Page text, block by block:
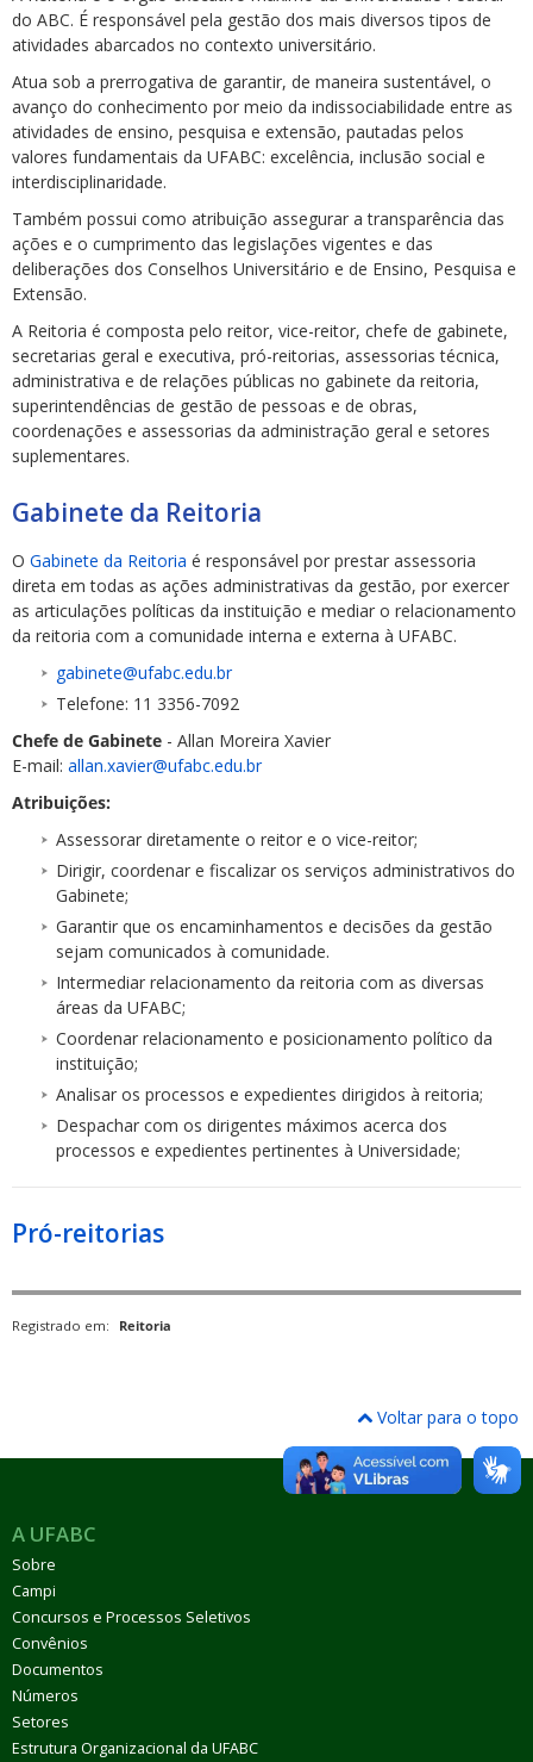
do ABC. É responsável pela gestão dos mais diversos tipos de
atividades abarcados no contexto universitário.
Atua sob a prerrogativa de garantir, de maneira sustentável, o
avanço do conhecimento por meio da indissociabilidade entre as
atividades de ensino, pesquisa e extensão, pautadas pelos
valores fundamentais da UFABC: excelência, inclusão social e
interdisciplinaridade.
Também possui como atribuição assegurar a transparência das
ações e o cumprimento das legislações vigentes e das
deliberações dos Conselhos Universitário e de Ensino, Pesquisa e
Extensão.
A Reitoria é composta pelo reitor, vice-reitor, chefe de gabinete,
secretarias geral e executiva, pró-reitorias, assessorias técnica,
administrativa e de relações públicas no gabinete da reitoria,
superintendências de gestão de pessoas e de obras,
coordenações e assessorias da administração geral e setores
suplementares.
Gabinete da Reitoria
O Gabinete da Reitoria é responsável por prestar assessoria
direta em todas as ações administrativas da gestão, por exercer
as articulações políticas da instituição e mediar o relacionamento
da reitoria com a comunidade interna e externa à UFABC.
gabinete@ufabc.edu.br
Telefone: 11 3356-7092
Chefe de Gabinete - Allan Moreira Xavier
E-mail: allan.xavier@ufabc.edu.br
Atribuições:
Assessorar diretamente o reitor e o vice-reitor;
Dirigir, coordenar e fiscalizar os serviços administrativos do
Gabinete;
Garantir que os encaminhamentos e decisões da gestão
sejam comunicados à comunidade.
Intermediar relacionamento da reitoria com as diversas
áreas da UFABC;
Coordenar relacionamento e posicionamento político da
instituição;
Analisar os processos e expedientes dirigidos à reitoria;
Despachar com os dirigentes máximos acerca dos
processos e expedientes pertinentes à Universidade;
Pró-reitorias
Registrado em: Reitoria
Voltar para o topo
A UFABC
Sobre
Campi
Concursos e Processos Seletivos
Convênios
Documentos
Números
Setores
Estrutura Organizacional da UFABC